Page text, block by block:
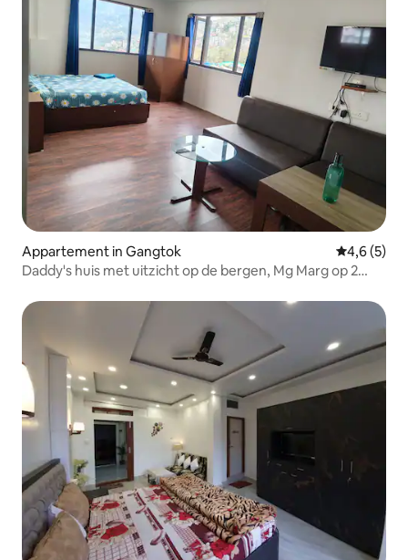
Appartement in Gangtok
4,6 (5)
Daddy's huis met uitzicht op de bergen, Mg Marg op 2